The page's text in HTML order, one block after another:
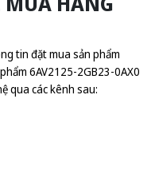
tin đặt mua sản phẩm
6AV2125-2GB23-0AX0
qua các kênh sau: